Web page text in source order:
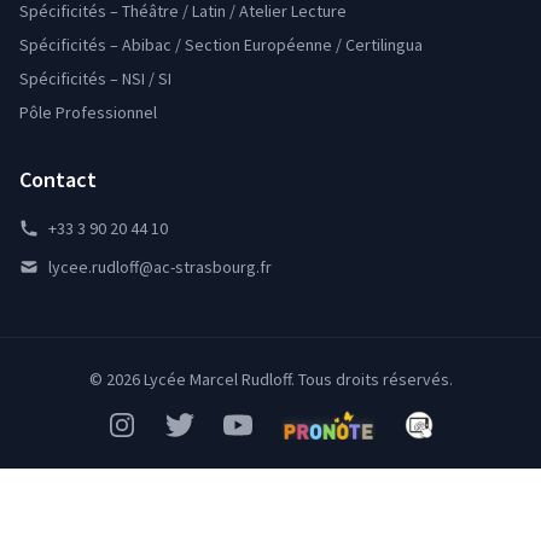
Spécificités – Théâtre / Latin / Atelier Lecture
Spécificités – Abibac / Section Européenne / Certilingua
Spécificités – NSI / SI
Pôle Professionnel
Contact
+33 3 90 20 44 10
lycee.rudloff@ac-strasbourg.fr
© 2026 Lycée Marcel Rudloff. Tous droits réservés.
InstagramTwitterYouTubePronote Mon Bureau